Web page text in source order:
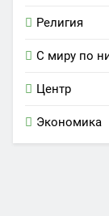
Религия
С миру по
Центр
Экономика